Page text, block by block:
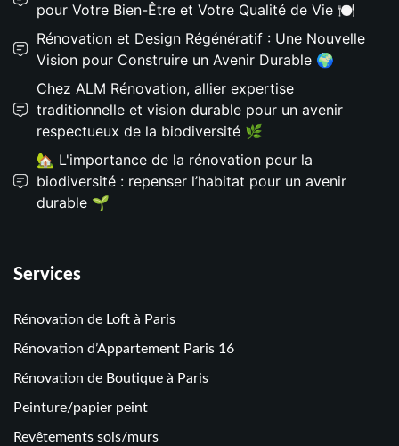
pour Votre Bien-Être et Votre Qualité de Vie 🍽️
Rénovation et Design Régénératif : Une Nouvelle
Vision pour Construire un Avenir Durable 🌍
Chez ALM Rénovation, allier expertise
traditionnelle et vision durable pour un avenir
respectueux de la biodiversité 🌿
🏡 L'importance de la rénovation pour la
biodiversité : repenser l’habitat pour un avenir
durable 🌱
Services
Rénovation de Loft à Paris
Rénovation d’Appartement Paris 16
Rénovation de Boutique à Paris
Peinture/papier peint
Revêtements sols/murs